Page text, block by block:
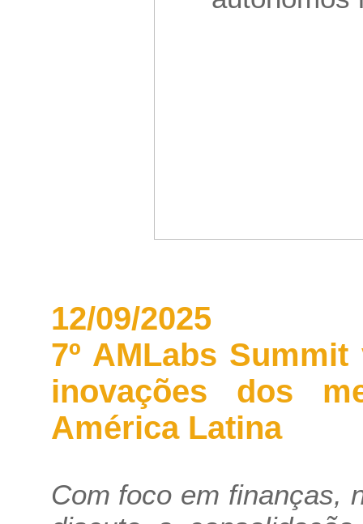
12/09/2025
7º AMLabs
inovações dos
América Latina
Com foco em finanças,